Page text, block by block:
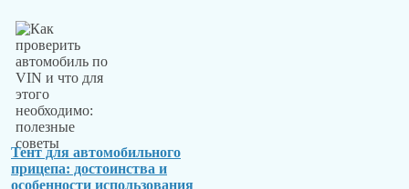
Тент для автомобильного
прицепа: достоинства и
особенности использования